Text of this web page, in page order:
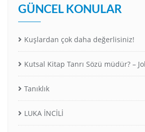
GÜNCEL KONULAR
Kuşlardan çok daha değerlisiniz!
Kutsal Kitap Tanrı Sözü müdür? –
Tanıklık
LUKA İNCİLİ